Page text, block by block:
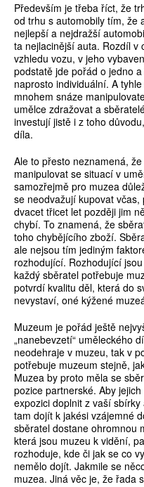
Především je třeba říct, že
od trhu s automobily tím, že
nejlepší a nejdražší
ta nejlacinější auta. Rozdíl v
vzhledu vozu, v jeho
podstatě jde pořád o jedno
naprosto individuální. A
mnohem snáze
umělce zdražovat a
investují jistě i z toho
díla.
Ale to přesto neznamená,
manipulovat se situací v
samozřejmě pro muzea
se neodvažují kupovat
dvacet třicet let později jim
chybí. To znamená, že
toho chybějícího zboží.
ale nejsou tím jediným
rozhodující. Rozhodující
každý sběratel potřebuje
potvrdí kvalitu děl, která do
nevystaví, oné kýžené
Muzeum je pořád ještě
„nanebevzetí“ uměleckého
neodehraje v muzeu, tak v
potřebuje muzeum stejně,
Muzea by proto měla se
pozice partnerské. Aby
expozici doplnit z vaší
tam dojít k jakési vzájemné
sběratel dostane ohromnou
která jsou muzeu k vidění,
rozhoduje, kde či jak se co
nemělo dojít. Jakmile se
muzea. Jiná věc je, že řada